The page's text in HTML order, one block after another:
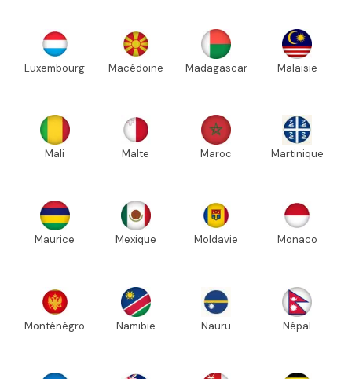
Luxembourg Macédoine Madagascar Malaisie
Mali Malte Maroc Martinique
Maurice Mexique Moldavie Monaco
Monténégro Namibie Nauru Népal